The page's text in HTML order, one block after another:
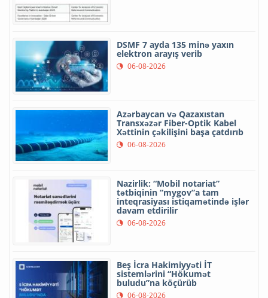
DSMF 7 ayda 135 minə yaxın
elektron arayış verib
06-08-2026
Azərbaycan və Qazaxıstan
Transxəzər Fiber-Optik Kabel
Xəttinin çəkilişini başa çatdırıb
06-08-2026
Nazirlik: “Mobil notariat”
tətbiqinin “mygov”a tam
inteqrasiyası istiqamətində işlər
davam etdirilir
06-08-2026
Beş İcra Hakimiyyəti İT
sistemlərini “Hökumət
buludu”na köçürüb
06-08-2026